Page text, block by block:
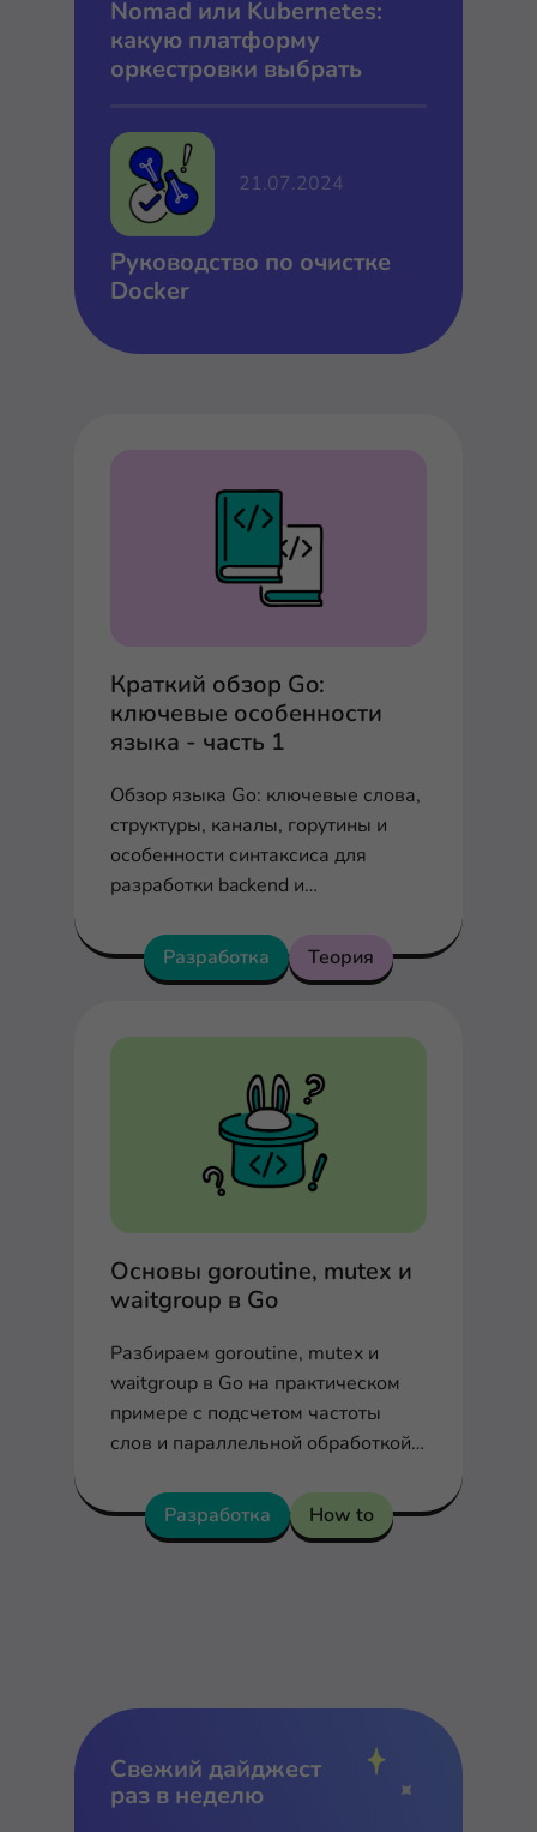
Nomad или Kubernetes:
какую платформу
оркестровки выбрать
Руководство по очистке
Docker
21.07.2024
Краткий обзор Go:
ключевые особенности
языка - часть 1
Обзор языка Go: ключевые слова,
структуры, каналы, горутины и
особенности синтаксиса для
разработки backend и
Разработка
Теория
Основы goroutine, mutex и
waitgroup в Go
Разбираем goroutine, mutex и
waitgroup в Go на практическом
примере с подсчетом частоты
слов и параллельной обработкой
Разработка
How to
Свежий дайджест
раз в неделю